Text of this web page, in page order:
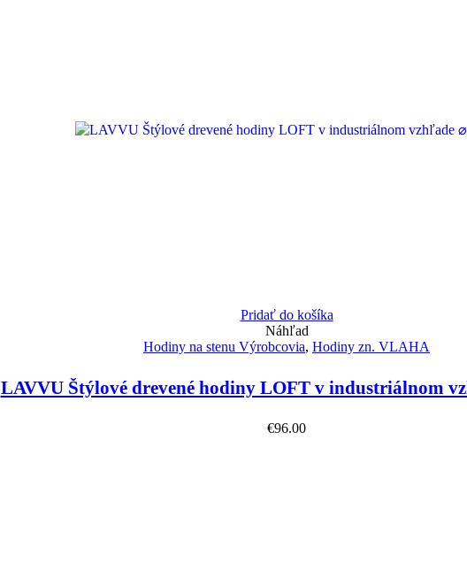
Pridať do košíka
Náhľad
Hodiny na stenu Výrobcovia, Hodiny zn. VLAHA
LAVVU Štýlové drevené hodiny LOFT v industriálnom
€96.00